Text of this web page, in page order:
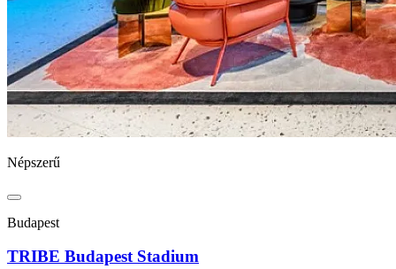
Népszerű
Budapest
TRIBE Budapest Stadium